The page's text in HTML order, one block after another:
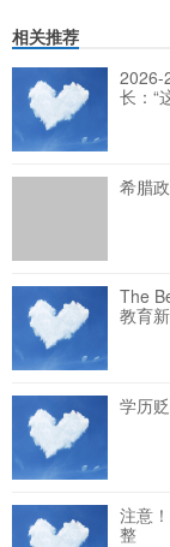
相关推荐
2026-
长：“
希腊
The
教育新
学历
注意
整